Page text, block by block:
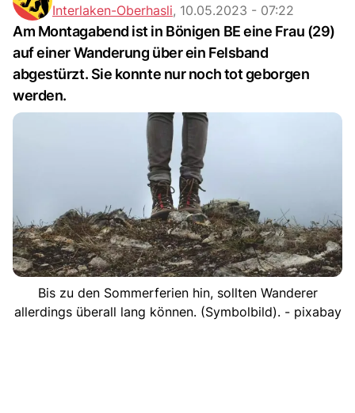
Interlaken-Oberhasli, 10.05.2023 - 07:22
Am Montagabend ist in Bönigen BE eine Frau (29)
auf einer Wanderung über ein Felsband
abgestürzt. Sie konnte nur noch tot geborgen
werden.
Bis zu den Sommerferien hin, sollten Wanderer
allerdings überall lang können. (Symbolbild). - pixabay